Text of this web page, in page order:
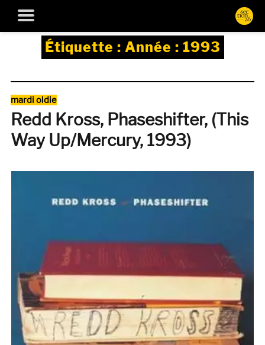
Étiquette : Année : 1993
Catégories
mardi oldie
Redd Kross, Phaseshifter, (This
Way Up/Mercury, 1993)